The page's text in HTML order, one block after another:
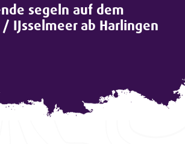
segeln auf dem
IJsselmeer ab Harlingen